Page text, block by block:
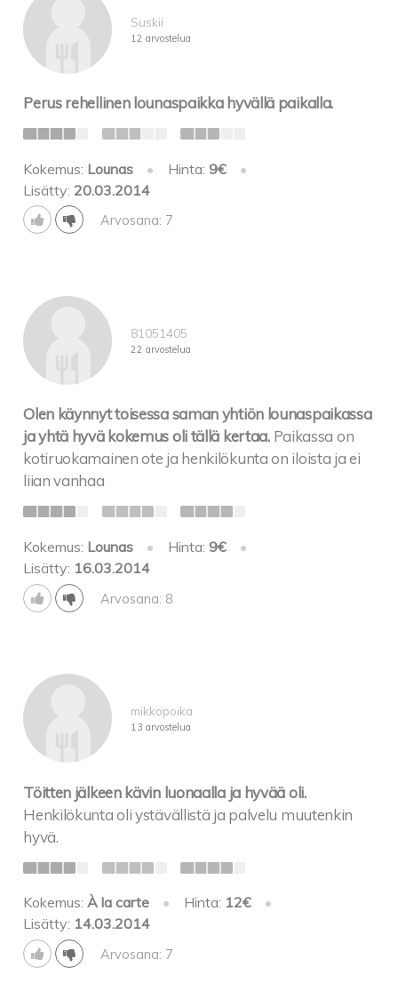
Suskii
12 arvostelua
Perus rehellinen lounaspaikka hyvällä paikalla.
Kokemus: Lounas • Hinta: 9€
•
Lisätty: 20.03.2014
Arvosana: 7
81051405
22 arvostelua
Olen käynnyt toisessa saman yhtiön lounaspaikassa
ja yhtä hyvä kokemus oli tällä kertaa. Paikassa on
kotiruokamainen ote ja henkilökunta on iloista ja ei
liian vanhaa
Kokemus: Lounas • Hinta: 9€
•
Lisätty: 16.03.2014
Arvosana: 8
mikkopoika
13 arvostelua
Töitten jälkeen kävin luonaalla ja hyvää oli.
Henkilökunta oli ystävällistä ja palvelu muutenkin
hyvä.
Kokemus:À la carte • Hinta: 12€
•
Lisätty: 14.03.2014
Arvosana: 7